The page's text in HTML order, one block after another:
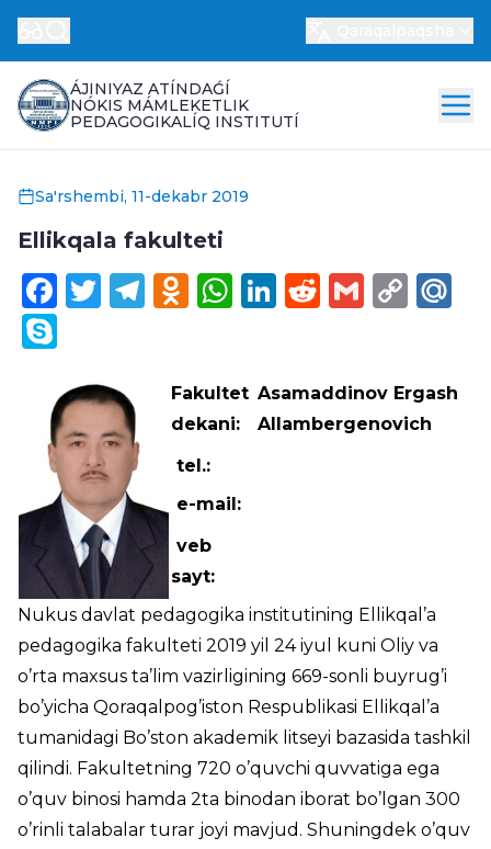
ÁJINIYAZ ATÍNDAǴÍ
NÓKIS MÁMLEKETLIK
PEDAGOGIKALÍQ INSTITUTÍ
Sa'rshembi, 11-dekabr 2019
Ellikqala fakulteti
Facebook
Twitter
Telegram
Odnoklassniki
WhatsApp
LinkedIn
Reddit
Gmail
Fakultet
dekani:
Asamaddinov Ergash
Allambergenovich
tel.:
e-mail:
veb
sayt:
Nukus davlat pedagogika institutining Ellikqal’a
pedagogika fakulteti 2019 yil 24 iyul kuni Oliy va
o’rta maxsus ta’lim vazirligining 669-sonli buyrug’i
bo’yicha Qoraqalpog’iston Respublikasi Ellikqal’a
tumanidagi Bo’ston akademik litseyi bazasida tashkil
qilindi. Fakultetning 720 o’quvchi quvvatiga ega
o’quv binosi hamda 2ta binodan iborat bo’lgan 300
o’rinli talabalar turar joyi mavjud. Shuningdek o’quv